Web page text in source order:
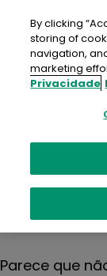
conteúdo
Parece que
By clicking
storing of
navigation,
marketing
Privacidade